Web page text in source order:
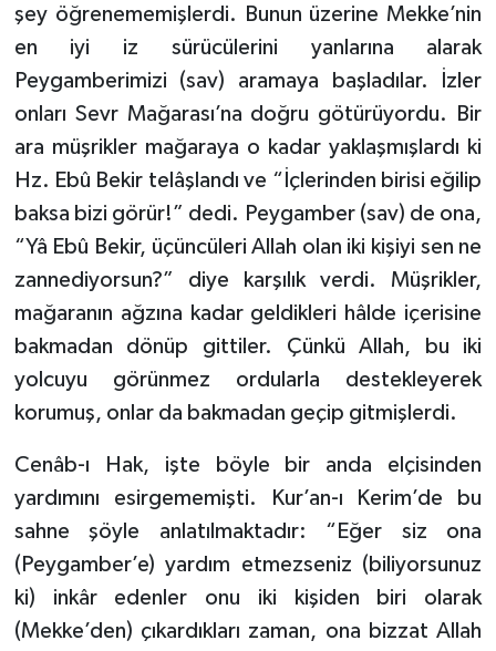
şey öğrenememişlerdi. Bunun üzerine Mekke’nin
en iyi iz sürücülerini yanlarına alarak
Peygamberimizi (sav) aramaya başladılar. İzler
onları Sevr Mağarası’na doğru götürüyordu. Bir
ara müşrikler mağaraya o kadar yaklaşmışlardı ki
Hz. Ebû Bekir telâşlandı ve “İçlerinden birisi eğilip
baksa bizi görür!” dedi. Peygamber (sav) de ona,
“Yâ Ebû Bekir, üçüncüleri Allah olan iki kişiyi sen ne
zannediyorsun?” diye karşılık verdi. Müşrikler,
mağaranın ağzına kadar geldikleri hâlde içerisine
bakmadan dönüp gittiler. Çünkü Allah, bu iki
yolcuyu görünmez ordularla destekleyerek
korumuş, onlar da bakmadan geçip gitmişlerdi.
Cenâb-ı Hak, işte böyle bir anda elçisinden
yardımını esirgememişti. Kur’an-ı Kerim’de bu
sahne şöyle anlatılmaktadır: “Eğer siz ona
(Peygamber’e) yardım etmezseniz (biliyorsunuz
ki) inkâr edenler onu iki kişiden biri olarak
(Mekke’den) çıkardıkları zaman, ona bizzat Allah